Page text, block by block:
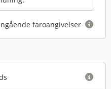
faroangivelser 
